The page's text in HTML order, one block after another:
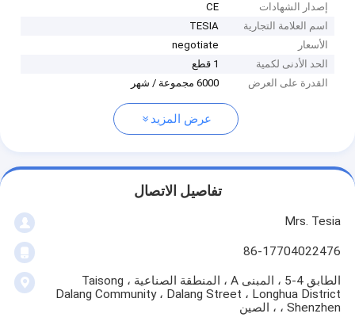
إصدار الشهادات
CE
اسم العلامة التجارية
TESIA
الأسعار
negotiate
الحد الأدنى لكمية
1 قطع
القدرة على العرض
6000 مجموعة / شهر
عرض المزيد
تفاصيل الاتصال
Mrs. Tesia
86-17704022476
الطابق 4-5 ، المبنى A ، المنطقة الصناعية Taisong ،
Dalang Community ، Dalang Street ، Longhua District
، Shenzhen ، الصين